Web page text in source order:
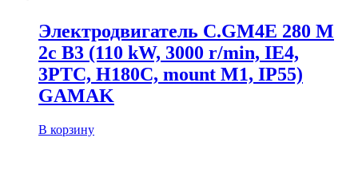
Электродвигатель C.GM4E 280 M
2c B3 (110 kW, 3000 r/min, IE4,
3PTC, H180C, mount M1, IP55)
GAMAK
В корзину